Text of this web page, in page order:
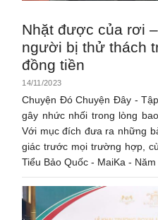
Nhặt được của rơi
người bị thử thách
đồng tiền
14/11/2023
Chuyện Đó Chuyện Đây -
gây nhức nhối trong lòng
Với mục đích đưa ra những
giác trước mọi trường hợp,
Tiểu Bảo Quốc - MaiKa - Năm